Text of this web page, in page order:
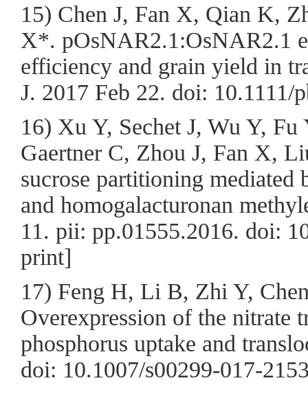
15) Chen J, Fan X, Qian K,
X*. pOsNAR2.1:OsNAR2.1
efficiency and grain yield in
J. 2017 Feb 22. doi:
16) Xu Y, Sechet J, Wu Y,
Gaertner C, Zhou J, Fan X,
sucrose partitioning mediated
and homogalacturonan
11. pii: pp.01555.2016. doi:
print]
17) Feng H, Li B, Zhi Y,
Overexpression of the nitrate
phosphorus uptake and
doi: 10.1007/s00299-017-